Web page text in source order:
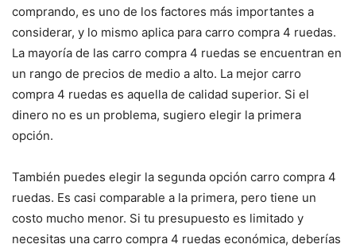
comprando, es uno de los factores más importantes a
considerar, y lo mismo aplica para carro compra 4 ruedas.
La mayoría de las carro compra 4 ruedas se encuentran en
un rango de precios de medio a alto. La mejor carro
compra 4 ruedas es aquella de calidad superior. Si el
dinero no es un problema, sugiero elegir la primera
opción.
También puedes elegir la segunda opción carro compra 4
ruedas. Es casi comparable a la primera, pero tiene un
costo mucho menor. Si tu presupuesto es limitado y
necesitas una carro compra 4 ruedas económica, deberías